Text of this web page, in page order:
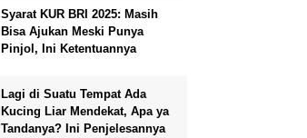
Syarat KUR BRI 2025: Masih
Bisa Ajukan Meski Punya
Pinjol, Ini Ketentuannya
Lagi di Suatu Tempat Ada
Kucing Liar Mendekat, Apa ya
Tandanya? Ini Penjelesannya